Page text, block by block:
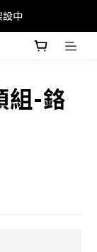
設中
組-鉻